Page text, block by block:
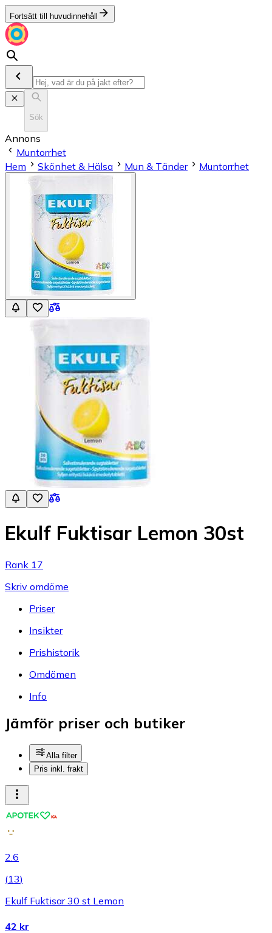
Fortsätt till huvudinnehåll
Sök
Annons
Muntorrhet
Hem
Skönhet & Hälsa Mun & Tänder Muntorrhet
Ekulf Fuktisar Lemon 30st
Rank 17
Skriv omdöme
Priser
Insikter
Prishistorik
Omdömen
Info
Jämför priser och butiker
Alla filter
Pris inkl. frakt
2.6
(13)
Ekulf Fuktisar 30 st Lemon
42 kr